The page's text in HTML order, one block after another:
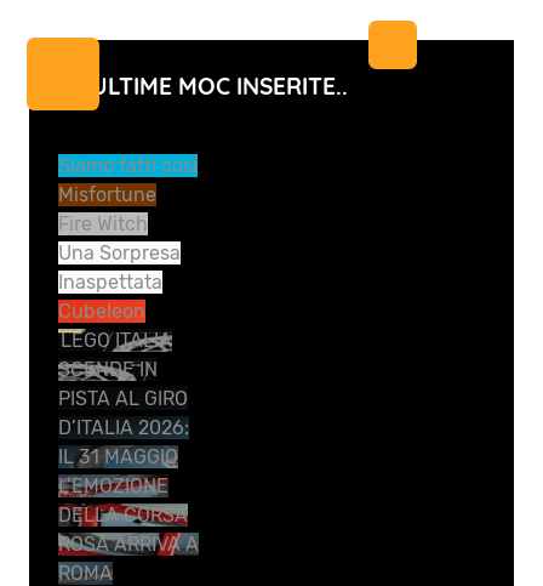
LE ULTIME MOC INSERITE..
Siamo fatti così
Misfortune
Fire Witch
Una Sorpresa
Inaspettata
Cubeleon
LEGO ITALIA
SCENDE IN
PISTA AL GIRO
D’ITALIA 2026:
IL 31 MAGGIO
L’EMOZIONE
DELLA CORSA
ROSA ARRIVA A
ROMA